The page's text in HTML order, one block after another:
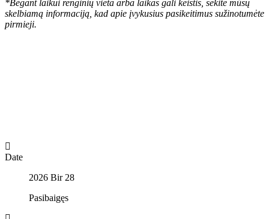
*Bėgant laikui renginių vieta arba laikas gali keistis, sekite mūsų
skelbiamą informaciją, kad apie įvykusius pasikeitimus sužinotumėte
pirmieji.
Date
2026 Bir 28
Pasibaigęs